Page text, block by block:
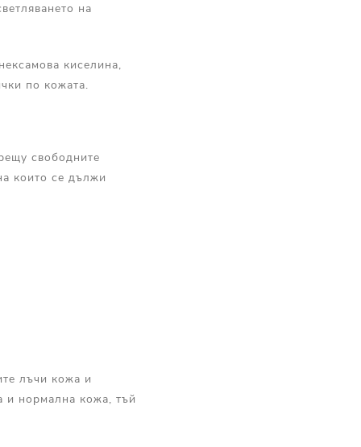
на
киселина,
по кожата.
свободните
които се дължи
лъчи кожа и
и нормална кожа, тъй